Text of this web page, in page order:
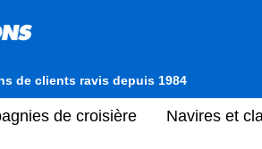
de clients ravis depuis 1984
de croisière Navires et